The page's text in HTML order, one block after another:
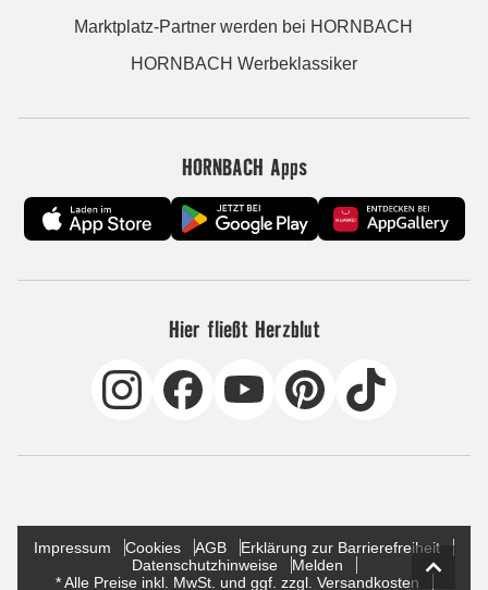
Marktplatz-Partner werden bei HORNBACH
HORNBACH Werbeklassiker
HORNBACH Apps
Hier fließt Herzblut
Impressum Cookies AGB
Erklärung zur Barrierefreiheit
Datenschutzhinweise
Melden
* Alle Preise inkl. MwSt. und ggf. zzgl. Versandkosten